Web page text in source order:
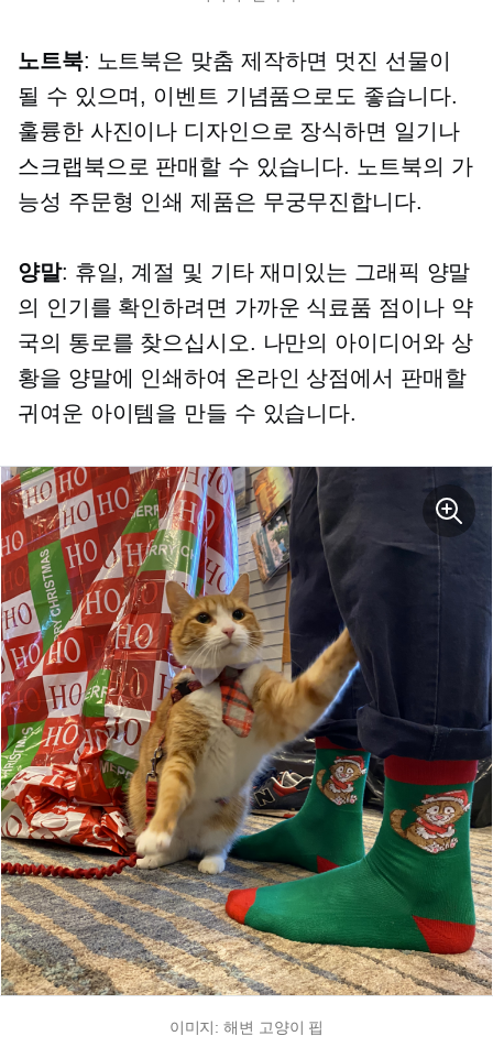
노트북: 노트북은 맞춤 제작하면 멋진 선물이
될 수 있으며, 이벤트 기념품으로도 좋습니다.
훌륭한 사진이나 디자인으로 장식하면 일기나
스크랩북으로 판매할 수 있습니다. 노트북의 가
능성 주문형 인쇄 제품은 무궁무진합니다.
양말: 휴일, 계절 및 기타 재미있는 그래픽 양말
의 인기를 확인하려면 가까운 식료품 점이나 약
국의 통로를 찾으십시오. 나만의 아이디어와 상
황을 양말에 인쇄하여 온라인 상점에서 판매할
귀여운 아이템을 만들 수 있습니다.
이미지: 해변 고양이 핍